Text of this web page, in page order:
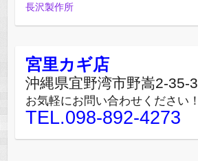
長沢製作所
宮里カギ店
沖縄県宜野湾市野嵩2-35-3
お気軽にお問い合わせください！
TEL.098-892-4273